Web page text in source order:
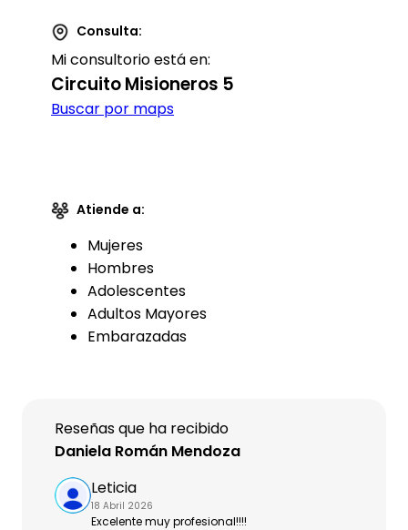
Consulta:
Mi consultorio está en:
Circuito Misioneros 5
Buscar por maps
Atiende a:
Mujeres
Hombres
Adolescentes
Adultos Mayores
Embarazadas
Reseñas que ha recibido
Daniela Román Mendoza
Leticia
18 Abril 2026
Excelente muy profesional!!!!